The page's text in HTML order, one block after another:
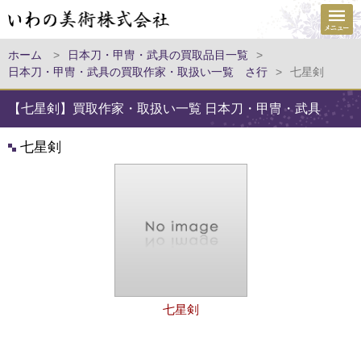
ホーム > 日本刀・甲冑・武具の買取品目一覧
>
日本刀・甲冑・武具の買取作家・取扱い一覧 さ行
> 七星剣
【七星剣】買取作家・取扱い一覧 日本刀・甲冑・武具
七星剣
七星剣